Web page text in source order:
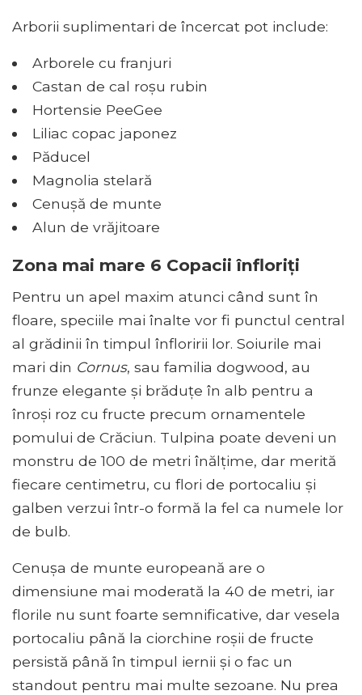
Arborii suplimentari de încercat pot include:
Arborele cu franjuri
Castan de cal roșu rubin
Hortensie PeeGee
Liliac copac japonez
Păducel
Magnolia stelară
Cenușă de munte
Alun de vrăjitoare
Zona mai mare 6 Copacii înfloriți
Pentru un apel maxim atunci când sunt în
floare, speciile mai înalte vor fi punctul central
al grădinii în timpul înfloririi lor. Soiurile mai
mari din Cornus, sau familia dogwood, au
frunze elegante și brăduțe în alb pentru a
înroși roz cu fructe precum ornamentele
pomului de Crăciun. Tulpina poate deveni un
monstru de 100 de metri înălțime, dar merită
fiecare centimetru, cu flori de portocaliu și
galben verzui într-o formă la fel ca numele lor
de bulb.
Cenușa de munte europeană are o
dimensiune mai moderată la 40 de metri, iar
florile nu sunt foarte semnificative, dar vesela
portocaliu până la ciorchine roșii de fructe
persistă până în timpul iernii și o fac un
standout pentru mai multe sezoane. Nu prea